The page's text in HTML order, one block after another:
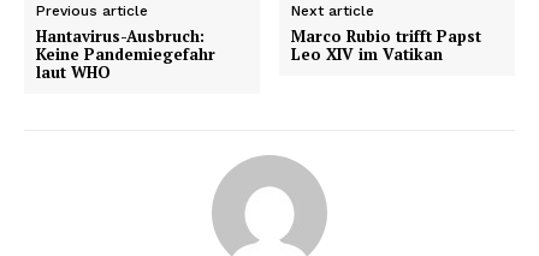
Previous article
Hantavirus-Ausbruch:
Keine Pandemiegefahr
laut WHO
Next article
Marco Rubio trifft Papst
Leo XIV im Vatikan